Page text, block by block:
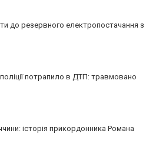
до резервного електропостачання з
потрапило в ДТП: травмовано
історія прикордонника Романа